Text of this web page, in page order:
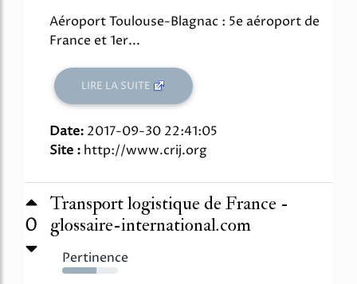
Aéroport Toulouse-Blagnac : 5e aéroport de
France et 1er...
LIRE LA SUITE
Date: 2017-09-30 22:41:05
Site : http://www.crij.org
0
Transport logistique de France -
glossaire-international.com
Pertinence
61%